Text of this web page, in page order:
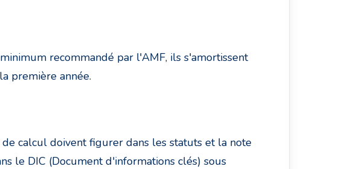
recommandé par l'AMF, ils s'amortissent
première année.
calcul doivent figurer dans les statuts et la note
le DIC (Document d'informations clés) sous